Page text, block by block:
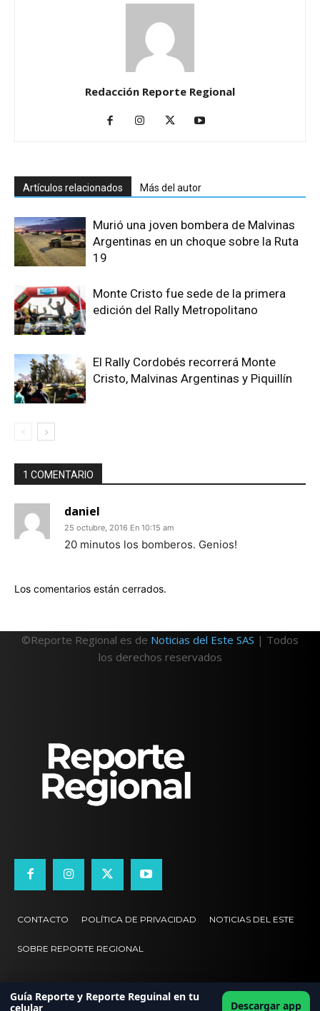
Redacción Reporte Regional
Artículos relacionados Más del autor
Murió una joven bombera de Malvinas
Argentinas en un choque sobre la Ruta
19
Monte Cristo fue sede de la primera
edición del Rally Metropolitano
El Rally Cordobés recorrerá Monte
Cristo, Malvinas Argentinas y Piquillín
1 COMENTARIO
daniel
25 octubre, 2016 En 10:15 am
20 minutos los bomberos. Genios!
Los comentarios están cerrados.
©Reporte Regional es de Noticias del Este SAS | Todos
los derechos reservados
CONTACTO POLÍTICA DE PRIVACIDAD NOTICIAS DEL ESTE
SOBRE REPORTE REGIONAL
Guía Reporte y Reporte Reguinal en tu
celular
Descargar app